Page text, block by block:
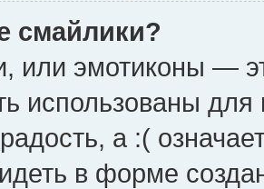
смайлики?
или эмотиконы —
использованы
а :(
в форме